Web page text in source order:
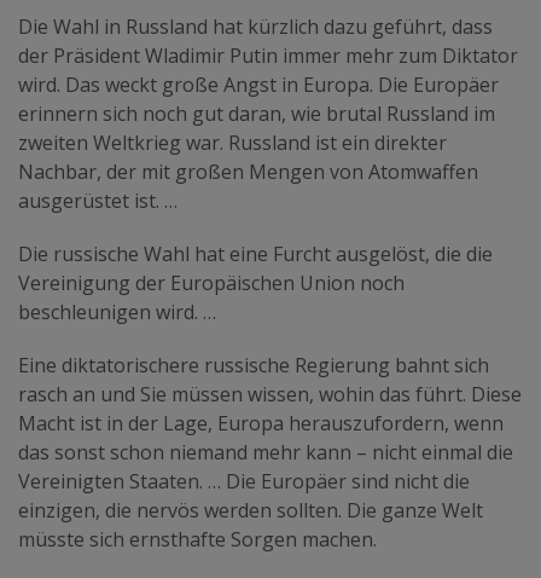
Die Wahl in Russland hat kürzlich dazu geführt, dass
der Präsident Wladimir Putin immer mehr zum Diktator
wird. Das weckt große Angst in Europa. Die Europäer
erinnern sich noch gut daran, wie brutal Russland im
zweiten Weltkrieg war. Russland ist ein direkter
Nachbar, der mit großen Mengen von Atomwaffen
ausgerüstet ist. …
Die russische Wahl hat eine Furcht ausgelöst, die die
Vereinigung der Europäischen Union noch
beschleunigen wird. …
Eine diktatorischere russische Regierung bahnt sich
rasch an und Sie müssen wissen, wohin das führt. Diese
Macht ist in der Lage, Europa herauszufordern, wenn
das sonst schon niemand mehr kann – nicht einmal die
Vereinigten Staaten. … Die Europäer sind nicht die
einzigen, die nervös werden sollten. Die ganze Welt
müsste sich ernsthafte Sorgen machen.